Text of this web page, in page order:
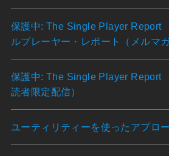
保護中: The Single Player Report
ルプレーヤー・レポート（メルマ
保護中: The Single Player
読者限定配信）
ユーティリティーを使ったアプロ